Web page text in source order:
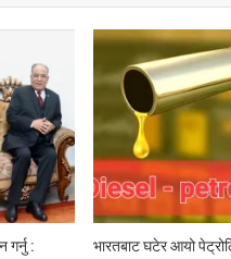
गर्नु :
भारतबाट घटेर आयो